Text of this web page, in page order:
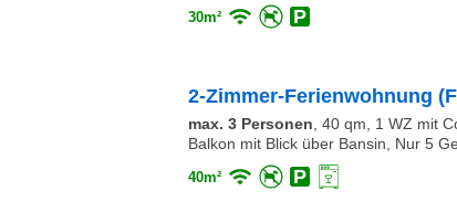
30m²
2-Zimmer-Ferienwohnung
max. 3 Personen 40 qm, 1 WZ mit
Balkon mit Blick über Bansin, Nur 5
40m²